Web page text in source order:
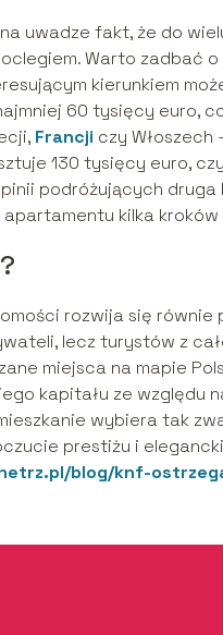
uwadze fakt, że do
Warto zadbać
kierunkiem
60 tysięcy euro,
Francji czy
130 tysięcy euro,
podróżujących
kilka kroków
rozwija się
lecz turystów z
miejsca na mapie
kapitału ze względu
wybiera tak
prestiżu i
blog/knf-